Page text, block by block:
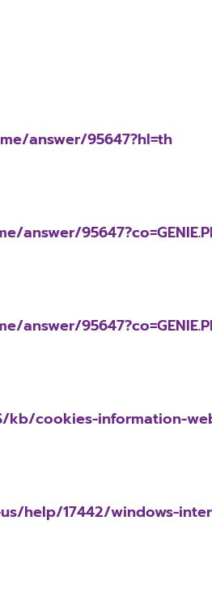
answer/95647?hl=th
kb/cookies-information-
help/17442/windows-